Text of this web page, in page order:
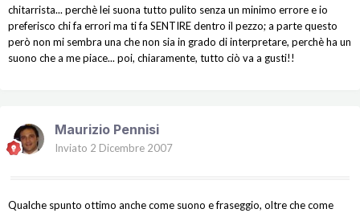
chitarrista... perchè lei suona tutto pulito senza un minimo errore e io
preferisco chi fa errori ma ti fa SENTIRE dentro il pezzo; a parte questo
però non mi sembra una che non sia in grado di interpretare, perchè ha un
suono che a me piace... poi, chiaramente, tutto ciò va a gusti!!
Maurizio Pennisi
Inviato 2 Dicembre 2007
Qualche spunto ottimo anche come suono e fraseggio, oltre che come